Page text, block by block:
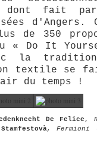
dont fait
de 350
« Do It
la
textile se
du temps !
De Felice ,
, Fermioni